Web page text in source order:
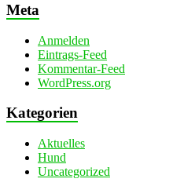
Meta
Anmelden
Eintrags-Feed
Kommentar-Feed
WordPress.org
Kategorien
Aktuelles
Hund
Uncategorized